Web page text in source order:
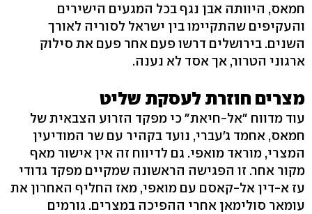
חמאס, היוותה אבן נגף בכל המגעים הישירים
והעקיפים שהתקיימו בין ישראל לסוריה לאורך
השנים. בירושלים דרשו פעם אחר פעם את סילוק
ארגוני הטרור, אך אסד לא נענה.
מצרים חוזרת לעסקת שליט
עוד מדווח "אל-חיאת" כי מפקד הזרוע הצבאית של
חמאס, אחמד ג'עברי, נועד בקהיר עם שר המודיעין
המצרי, מוראד מואפי. גם לדיווח זה אין אישור מאף
מקור אחר. זו הפגישה הראשונה שמקיים מפקד גדודי
עז א-דין אל-קאסם עם מואפי, מאז החליף האחרון את
עומאר סולימאן אחרי ההפיכה במצרים. גורמים